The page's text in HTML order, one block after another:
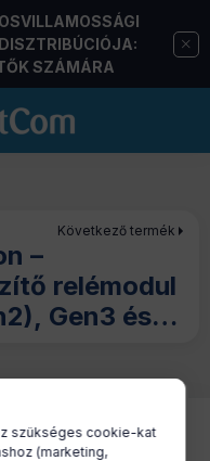
SZÁMÁRA
Következő termék
–
relémodul
Gen3 és
szükséges cookie-kat
(marketing,